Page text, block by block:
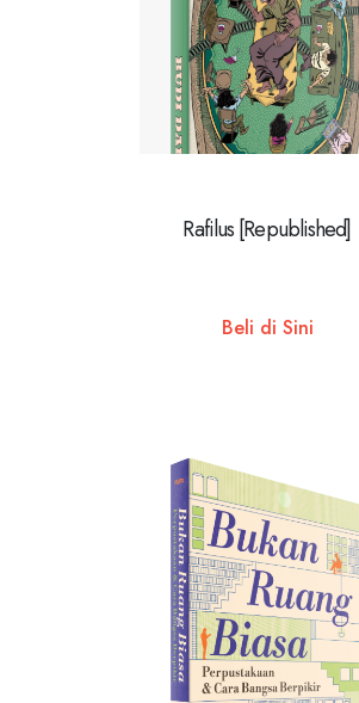
Rafilus [Republished]
Beli di Sini